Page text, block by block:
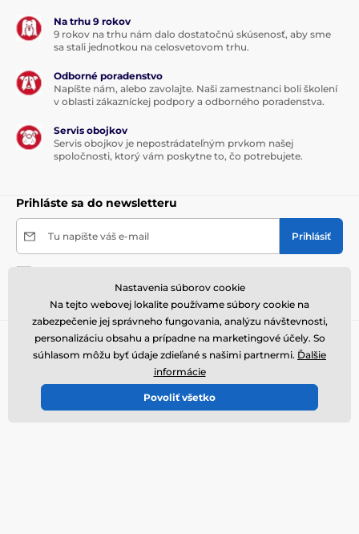
Na trhu 9 rokov
9 rokov na trhu nám dalo dostatočnú skúsenosť, aby sme
sa stali jednotkou na celosvetovom trhu.
Odborné poradenstvo
Napíšte nám, alebo zavolajte. Naši zamestnanci boli školení
v oblasti zákazníckej podpory a odborného poradenstva.
Servis obojkov
Servis obojkov je nepostrádateľným prvkom našej
spoločnosti, ktorý vám poskytne to, čo potrebujete.
Prihláste sa do newsletteru
Tu napíšte váš e-mail Prihlásiť
svojich osobných údajov.
Potrebujete poradiť offline
Zákaznický servis je k dispozícii
+421322601057
info@elektricke-obojky.sk
Nastavenia súborov cookie
Na tejto webovej lokalite používame súbory cookie na
zabezpečenie jej správneho fungovania, analýzu návštevnosti,
personalizáciu obsahu a prípadne na marketingové účely. So
súhlasom môžu byť údaje zdieľané s našimi partnermi. Ďalšie
informácie
Povoliť všetko